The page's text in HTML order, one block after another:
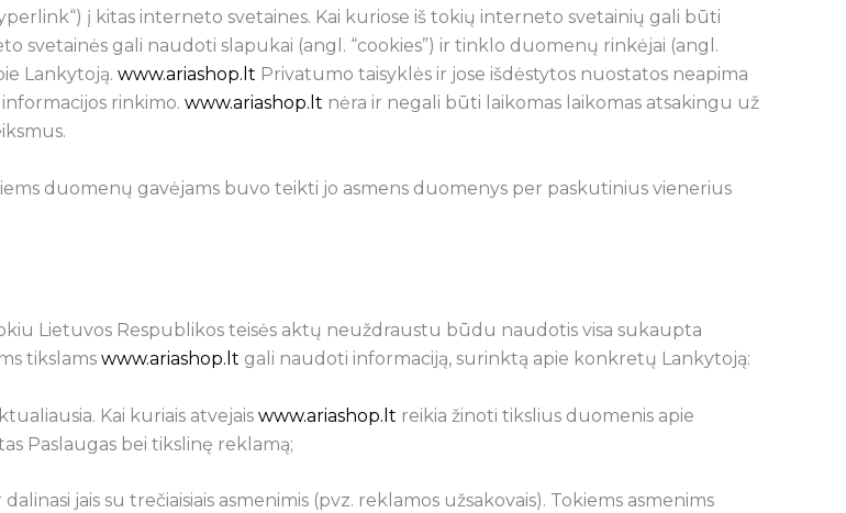
į kitas interneto svetaines. Kai kuriose iš tokių interneto svetainių gali būti
svetainės gali naudoti slapukai (angl. “cookies”) ir tinklo duomenų rinkėjai (angl.
Lankytoją. www.ariashop.lt Privatumo taisyklės ir jose išdėstytos nuostatos neapima
rinkimo. www.ariashop.lt nėra ir negali būti laikomas laikomas atsakingu už
duomenų gavėjams buvo teikti jo asmens duomenys per paskutinius vienerius
Lietuvos Respublikos teisės aktų neuždraustu būdu naudotis visa sukaupta
tikslams www.ariashop.lt gali naudoti informaciją, surinktą apie konkretų Lankytoją:
Kai kuriais atvejais www.ariashop.lt reikia žinoti tikslius duomenis apie
Paslaugas bei tikslinę reklamą;
jais su trečiaisiais asmenimis (pvz. reklamos užsakovais). Tokiems asmenims